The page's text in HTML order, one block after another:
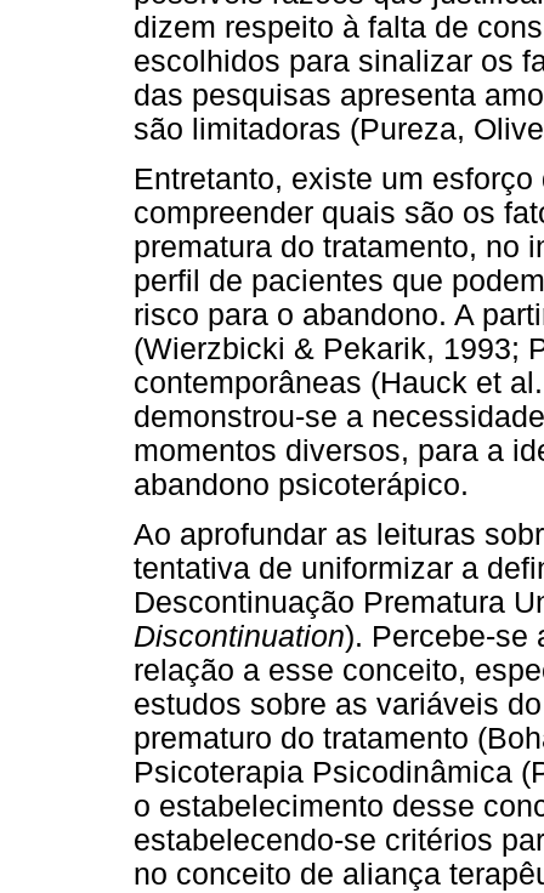
dizem respeito à falta de
escolhidos para sinalizar os
das pesquisas apresenta
são limitadoras (Pureza,
Entretanto, existe um
compreender quais são os
prematura do tratamento, no
perfil de pacientes que
risco para o abandono. A
(Wierzbicki & Pekarik, 1993;
contemporâneas (Hauck et
demonstrou-se a
momentos diversos, para a
abandono psicoterápico.
Ao aprofundar as leituras
tentativa de uniformizar a
Descontinuação Prematura
Discontinuation). Percebe-se
relação a esse conceito,
estudos sobre as variáveis
prematuro do tratamento
Psicoterapia Psicodinâmica
o estabelecimento desse
estabelecendo-se critérios
no conceito de aliança